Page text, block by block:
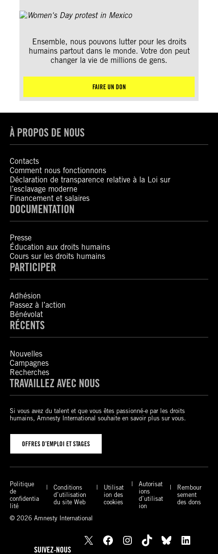
Ensemble, nous pouvons lutter pour les droits
humains partout dans le monde. Votre don peut
changer la vie de millions de gens.
FAIRE UN DON
À PROPOS DE NOUS
Contacts
Comment nous fonctionnons
Déclaration de transparence relative à la Loi sur
l’esclavage moderne
Financement et salaires
DOCUMENTATION
Presse
Éducation aux droits humains
Cours sur les droits humains
PARTICIPER
Adhésion
Passez à l’action
Bénévolat
RÉCENTS
Nouvelles
Campagnes
Recherches
TRAVAILLEZ AVEC NOUS
Si vous avez du talent et que vous êtes passionné-e par les droits
humains, Amnesty International souhaite en savoir plus sur vous.
OFFRES D’EMPLOI ET STAGES
Politique
de
confidentia
lité
Conditions
d’utilisation
du site Web
Utilisat
ion des
cookies
Autorisat
ions
d’utilisat
ion
Rembour
sement
des dons
© 2026 Amnesty International
SUIVEZ-NOUS
X Facebook Instagram TikTok Bluesky
LinkedIn